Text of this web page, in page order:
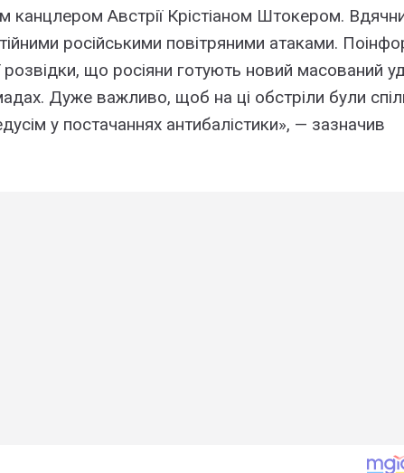
канцлером Австрії Крістіаном Штокером.
російськими повітряними атаками.
що росіяни готують новий масований
Дуже важливо, щоб на ці обстріли були
у постачаннях антибалістики», — зазначив